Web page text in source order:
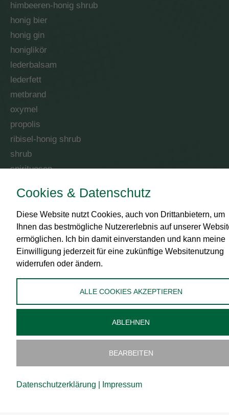
himbeeren-honig shrub
honig bier
honig gin
honiglikör
lederbalsam
lederfett
metbrand
oxymel
propolis
ribisel-honig shrub
shrub
spirituosen
RECHTLICHES
Impressum
Datenschutz
Zahlungsmittel
Widerrufsbelehrung
Cookies bearbeiten
Cookies & Datenschutz
Diese Website nutzt Cookies, auch von Drittanbietern, um
Ihnen das bestmögliche Nutzererlebnis auf unserer
ermöglichen. Ich bin damit einverstanden und kann meine
Einwilligung jederzeit für eine zukünftige Websitenutzung
widerrufen oder ändern.
ALLE COOKIES AKZEPTIEREN
ABLEHNEN
BEARBEITEN
Datenschutzerklärung Impressum